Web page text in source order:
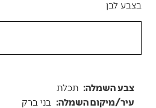
בצבע לבן
צבע השמלה: תכלת
עיר/מיקום השמלה: בני ברק